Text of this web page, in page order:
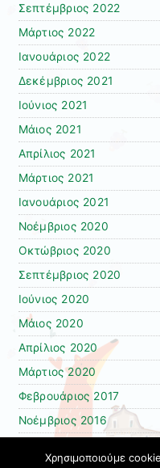
Σεπτέμβριος 2022
Μάρτιος 2022
Ιανουάριος 2022
Δεκέμβριος 2021
Ιούνιος 2021
Μάιος 2021
Απρίλιος 2021
Μάρτιος 2021
Ιανουάριος 2021
Νοέμβριος 2020
Οκτώβριος 2020
Σεπτέμβριος 2020
Ιούνιος 2020
Μάιος 2020
Απρίλιος 2020
Μάρτιος 2020
Φεβρουάριος 2017
Νοέμβριος 2016
Χρησιμοποιούμε